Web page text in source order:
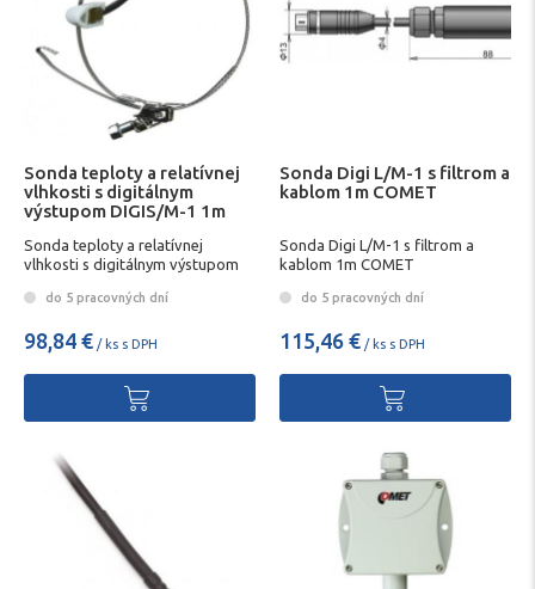
Sonda teploty a relatívnej
vlhkosti s digitálnym
výstupom DIGIS/M-1 1m
Sonda teploty a relatívnej
vlhkosti s digitálnym výstupom
do 5 pracovných dní
98,84 € / ks s DPH
Sonda Digi L/M-1 s filtrom a
kablom 1m COMET
Sonda Digi L/M-1 s filtrom a
kablom 1m COMET
do 5 pracovných dní
115,46 € / ks s DPH